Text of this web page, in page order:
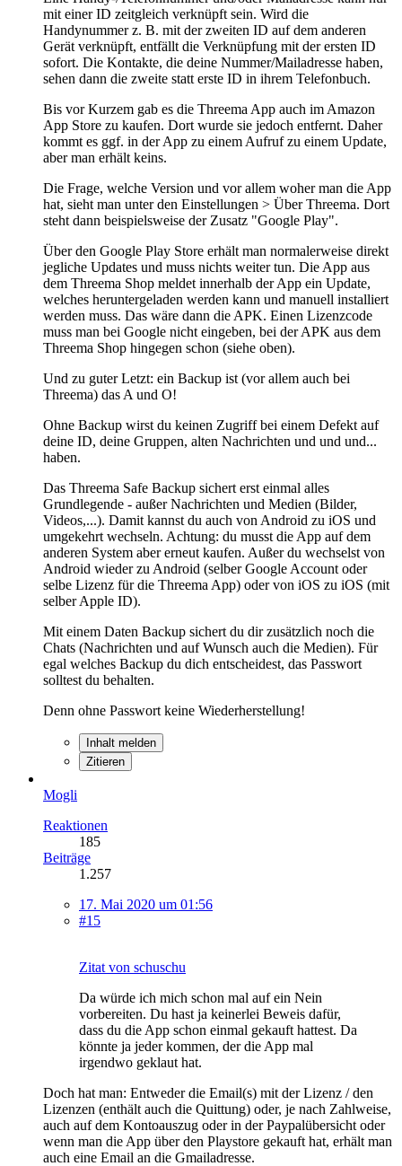
mit einer ID zeitgleich verknüpft sein. Wird die
Handynummer z. B. mit der zweiten ID auf dem anderen
Gerät verknüpft, entfällt die Verknüpfung mit der ersten ID
sofort. Die Kontakte, die deine Nummer/Mailadresse haben,
sehen dann die zweite statt erste ID in ihrem Telefonbuch.
Bis vor Kurzem gab es die Threema App auch im Amazon
App Store zu kaufen. Dort wurde sie jedoch entfernt. Daher
kommt es ggf. in der App zu einem Aufruf zu einem Update,
aber man erhält keins.
Die Frage, welche Version und vor allem woher man die App
hat, sieht man unter den Einstellungen > Über Threema. Dort
steht dann beispielsweise der Zusatz "Google Play".
Über den Google Play Store erhält man normalerweise direkt
jegliche Updates und muss nichts weiter tun. Die App aus
dem Threema Shop meldet innerhalb der App ein Update,
welches heruntergeladen werden kann und manuell installiert
werden muss. Das wäre dann die APK. Einen Lizenzcode
muss man bei Google nicht eingeben, bei der APK aus dem
Threema Shop hingegen schon (siehe oben).
Und zu guter Letzt: ein Backup ist (vor allem auch bei
Threema) das A und O!
Ohne Backup wirst du keinen Zugriff bei einem Defekt auf
deine ID, deine Gruppen, alten Nachrichten und und und...
haben.
Das Threema Safe Backup sichert erst einmal alles
Grundlegende - außer Nachrichten und Medien (Bilder,
Videos,...). Damit kannst du auch von Android zu iOS und
umgekehrt wechseln. Achtung: du musst die App auf dem
anderen System aber erneut kaufen. Außer du wechselst von
Android wieder zu Android (selber Google Account oder
selbe Lizenz für die Threema App) oder von iOS zu iOS (mit
selber Apple ID).
Mit einem Daten Backup sichert du dir zusätzlich noch die
Chats (Nachrichten und auf Wunsch auch die Medien). Für
egal welches Backup du dich entscheidest, das Passwort
solltest du behalten.
Denn ohne Passwort keine Wiederherstellung!
Inhalt melden
Zitieren
Mogli
Reaktionen
185
Beiträge
1.257
17. Mai 2020 um 01:56
#15
Zitat von schuschu
Da würde ich mich schon mal auf ein Nein
vorbereiten. Du hast ja keinerlei Beweis dafür,
dass du die App schon einmal gekauft hattest. Da
könnte ja jeder kommen, der die App mal
irgendwo geklaut hat.
Doch hat man: Entweder die Email(s) mit der Lizenz / den
Lizenzen (enthält auch die Quittung) oder, je nach Zahlweise,
auch auf dem Kontoauszug oder in der Paypalübersicht oder
wenn man die App über den Playstore gekauft hat, erhält man
auch eine Email an die Gmailadresse.